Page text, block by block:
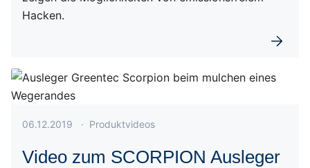
Hacken.
Veröffentlicht am 06.12.2019
06.12.2019 · Produktvideos
Video zum SCORPION Ausleger